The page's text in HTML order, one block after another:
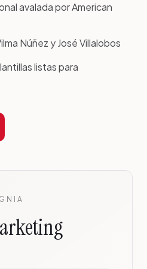
avalada por American
Núñez y José Villalobos
listas para